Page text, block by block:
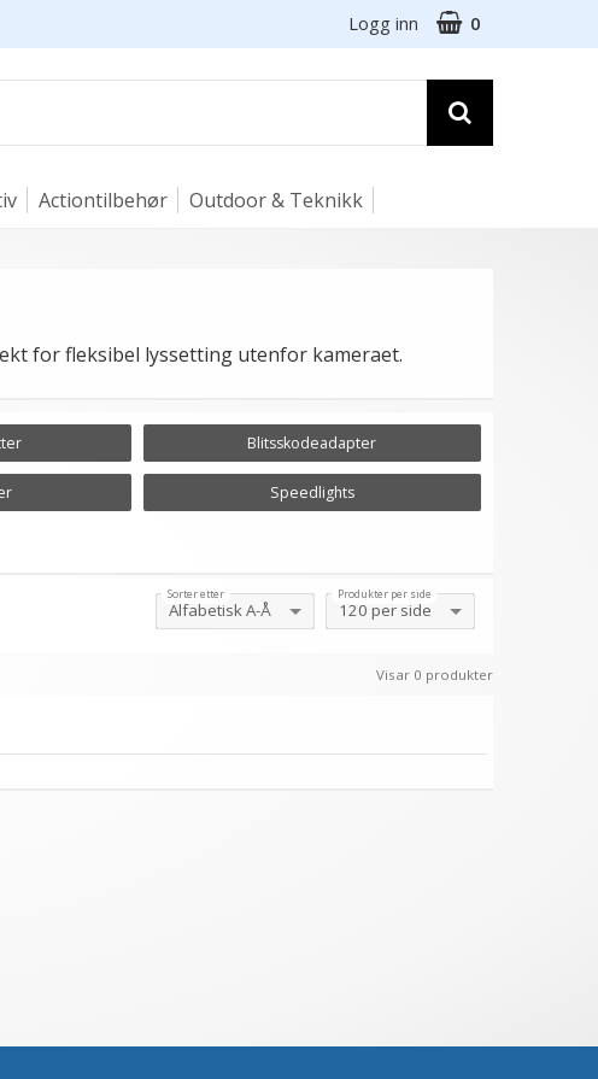
Logg inn 0
Actiontilbehør Outdoor & Teknikk
for fleksibel lyssetting utenfor kameraet.
Blitsskodeadapter
Speedlights
Sorter etter Produkter per side
Visar 0 produkter